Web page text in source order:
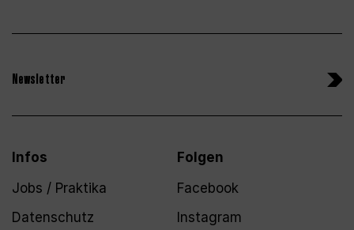
Newsletter
Infos
Jobs / Praktika
Datenschutz
Folgen
Facebook
Instagram